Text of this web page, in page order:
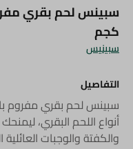
سبينيس
سبينس لحم بقري
كجم
التفاصيل
سبينس لحم بقري مفروم
أنواع اللحم البقري،
والكفتة والوجبات العائلية